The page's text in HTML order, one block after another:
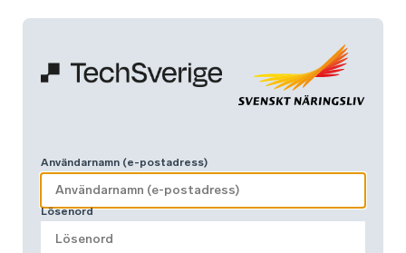
Användarnamn (e-postadress)
Lösenord